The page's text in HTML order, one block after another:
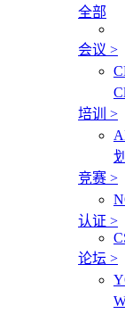
全部
会议 >
培训 >
划
竞赛 >
认证 >
论坛 >